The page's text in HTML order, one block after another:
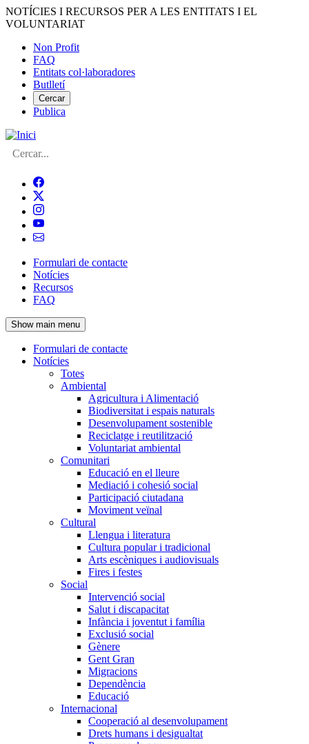
Vés
al
NOTÍCIES I RECURSOS PER A LES ENTITATS I EL
VOLUNTARIAT
Menú
del
compte
d'usuari
Non Profit
FAQ
Entitats col·laboradores
Butlletí
Cercar
Publica
Cerca
Navegació
principal
de
l'encapçalament
Formulari de contacte
Notícies
Recursos
FAQ
Show main menu
Navegació
principal
Formulari de contacte
Notícies
Totes
Ambiental
Agricultura i Alimentació
Biodiversitat i espais naturals
Desenvolupament sostenible
Reciclatge i reutilització
Voluntariat ambiental
Comunitari
Educació en el lleure
Mediació i cohesió social
Participació ciutadana
Moviment veïnal
Cultural
Llengua i literatura
Cultura popular i tradicional
Arts escèniques i audiovisuals
Fires i festes
Social
Intervenció social
Salut i discapacitat
Infància i joventut i família
Exclusió social
Gènere
Gent Gran
Migracions
Dependència
Educació
Internacional
Cooperació al desenvolupament
Drets humans i desigualtat